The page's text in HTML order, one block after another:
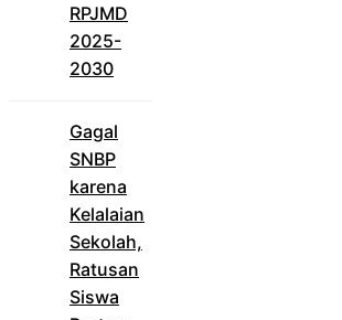
RPJMD
2025-
2030
Gagal
SNBP
karena
Kelalaian
Sekolah,
Ratusan
Siswa